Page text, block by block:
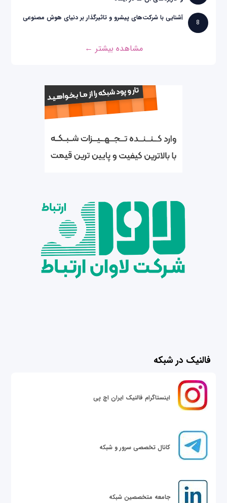
8
آشنایی با شرکت‌های پیشرو و تاثیرگذار بر دنیای هوش مصنوعی
مشاهده بیشتر ←
فالنیک در شبکه
اینستاگرام فالنیک ایران اچ پی
کانال تخصصی سرور و شبکه
جامعه متخصصین شبکه